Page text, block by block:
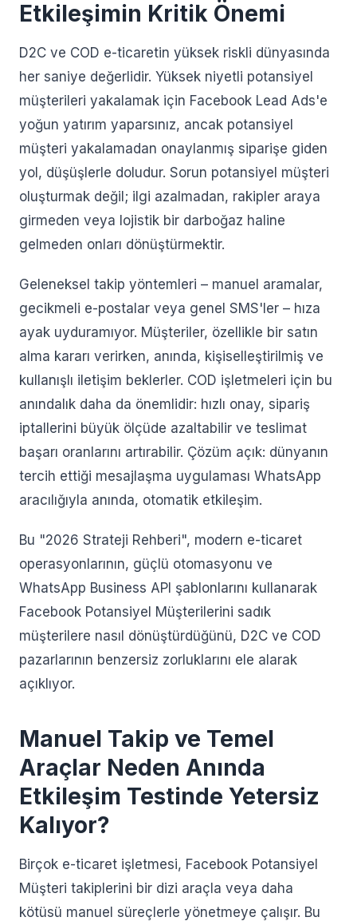
Etkileşimin Kritik Önemi
D2C ve COD e-ticaretin yüksek riskli dünyasında
her saniye değerlidir. Yüksek niyetli potansiyel
müşterileri yakalamak için Facebook Lead Ads'e
yoğun yatırım yaparsınız, ancak potansiyel
müşteri yakalamadan onaylanmış siparişe giden
yol, düşüşlerle doludur. Sorun potansiyel müşteri
oluşturmak değil; ilgi azalmadan, rakipler araya
girmeden veya lojistik bir darboğaz haline
gelmeden onları dönüştürmektir.
Geleneksel takip yöntemleri – manuel aramalar,
gecikmeli e-postalar veya genel SMS'ler – hıza
ayak uyduramıyor. Müşteriler, özellikle bir satın
alma kararı verirken, anında, kişiselleştirilmiş ve
kullanışlı iletişim beklerler. COD işletmeleri için bu
anındalık daha da önemlidir: hızlı onay, sipariş
iptallerini büyük ölçüde azaltabilir ve teslimat
başarı oranlarını artırabilir. Çözüm açık: dünyanın
tercih ettiği mesajlaşma uygulaması WhatsApp
aracılığıyla anında, otomatik etkileşim.
Bu "2026 Strateji Rehberi", modern e-ticaret
operasyonlarının, güçlü otomasyonu ve
WhatsApp Business API şablonlarını kullanarak
Facebook Potansiyel Müşterilerini sadık
müşterilere nasıl dönüştürdüğünü, D2C ve COD
pazarlarının benzersiz zorluklarını ele alarak
açıklıyor.
Manuel Takip ve Temel
Araçlar Neden Anında
Etkileşim Testinde Yetersiz
Kalıyor?
Birçok e-ticaret işletmesi, Facebook Potansiyel
Müşteri takiplerini bir dizi araçla veya daha
kötüsü manuel süreçlerle yönetmeye çalışır. Bu